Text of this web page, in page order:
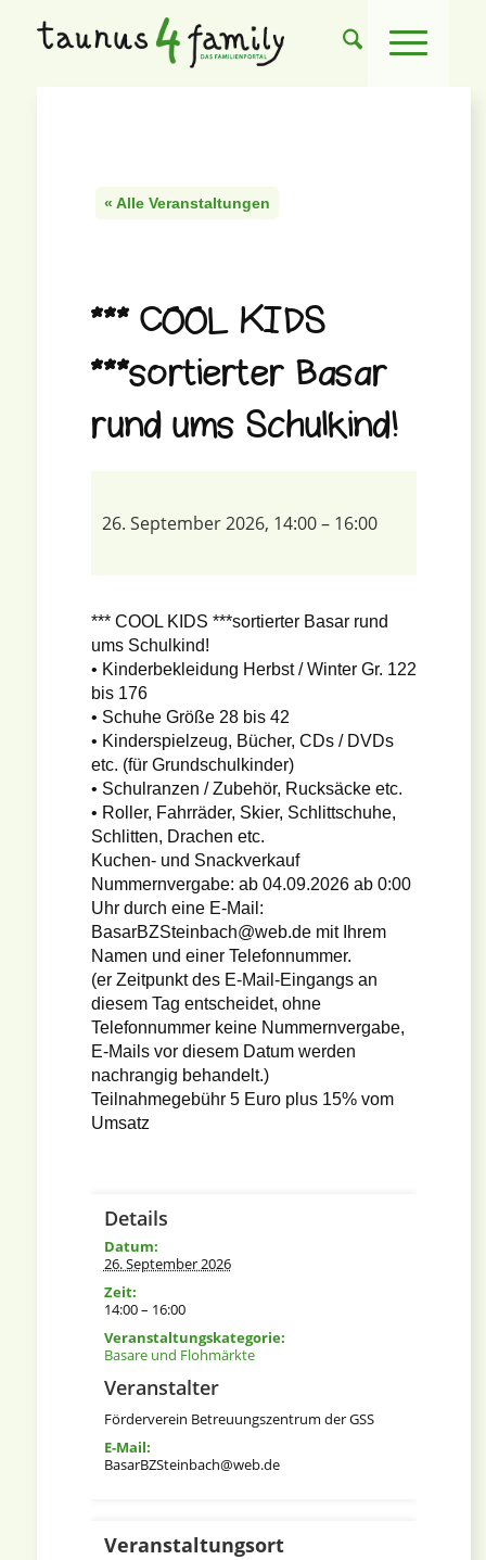
« Alle Veranstaltungen
*** COOL KIDS
***sortierter Basar
rund ums Schulkind!
26. September 2026, 14:00– 16:00
*** COOL KIDS ***sortierter Basar rund
ums Schulkind!
• Kinderbekleidung Herbst / Winter Gr. 122
bis 176
• Schuhe Größe 28 bis 42
• Kinderspielzeug, Bücher, CDs / DVDs
etc. (für Grundschulkinder)
• Schulranzen / Zubehör, Rucksäcke etc.
• Roller, Fahrräder, Skier, Schlittschuhe,
Schlitten, Drachen etc.
Kuchen- und Snackverkauf
Nummernvergabe: ab 04.09.2026 ab 0:00
Uhr durch eine E-Mail:
BasarBZSteinbach@web.de mit Ihrem
Namen und einer Telefonnummer.
(er Zeitpunkt des E-Mail-Eingangs an
diesem Tag entscheidet, ohne
Telefonnummer keine Nummernvergabe,
E-Mails vor diesem Datum werden
nachrangig behandelt.)
Teilnahmegebühr 5 Euro plus 15% vom
Umsatz
Details
Datum:
26. September 2026
Zeit:
14:00 – 16:00
Veranstaltungskategorie:
Basare und Flohmärkte
Veranstalter
Förderverein Betreuungszentrum der GSS
E-Mail:
BasarBZSteinbach@web.de
Veranstaltungsort